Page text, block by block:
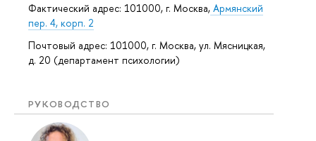
Фактический адрес: 101000, г. Москва, Армянский
пер. 4, корп. 2
Почтовый адрес: 101000, г. Москва, ул. Мясницкая,
д. 20 (департамент психологии)
РУКОВОДСТВО